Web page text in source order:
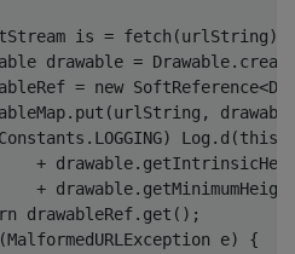
is = fetch (urlString);
drawable = Drawable.
= new SoftReference<
. put (urlString ,
Constants . LOGGING) Log . d (this
+ drawable.
+ drawable.
drawableRef. get ();
(MalformedURLException e)
{